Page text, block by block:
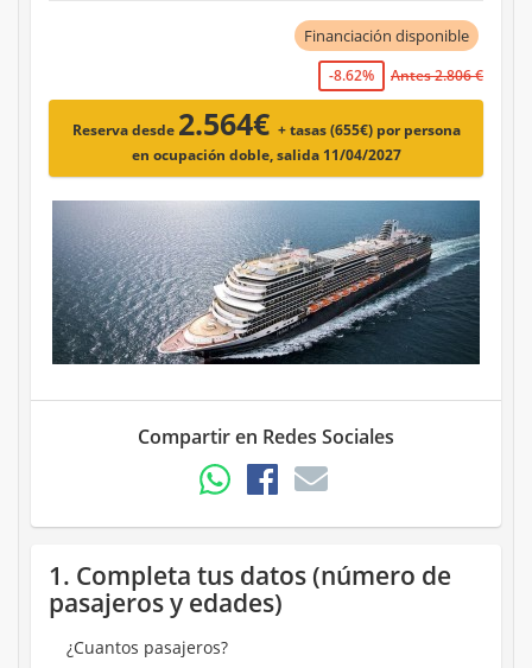
Financiación disponible
-8.62% Antes 2.806 €
Reserva desde 2.564€ + tasas (655€) por persona
en ocupación doble, salida 11/04/2027
Compartir en Redes Sociales
1. Completa tus datos (número de
pasajeros y edades)
¿Cuantos pasajeros?